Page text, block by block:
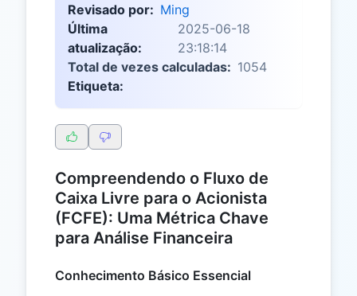
Revisado por: Ming
Última
atualização:
2025-06-18
23:18:14
Total de vezes calculadas: 1054
Etiqueta:
Compreendendo o Fluxo de
Caixa Livre para o Acionista
(FCFE): Uma Métrica Chave
para Análise Financeira
Conhecimento Básico Essencial